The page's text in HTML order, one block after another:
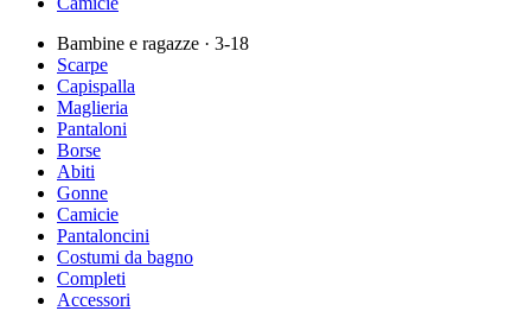
Bambine e ragazze · 3-18
Scarpe
Capispalla
Maglieria
Pantaloni
Borse
Abiti
Gonne
Camicie
Pantaloncini
Costumi da bagno
Completi
Accessori